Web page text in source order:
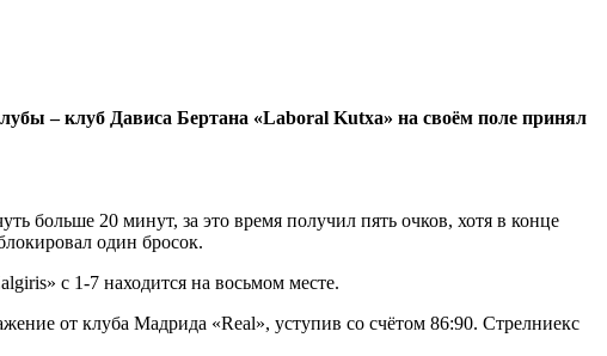
– клуб Дависа Бертана «Laboral Kutxa» на своём поле принял
больше 20 минут, за это время получил пять очков, хотя в конце
один бросок.
с 1-7 находится на восьмом месте.
от клуба Мадрида «Real», уступив со счётом 86:90. Стрелниекс